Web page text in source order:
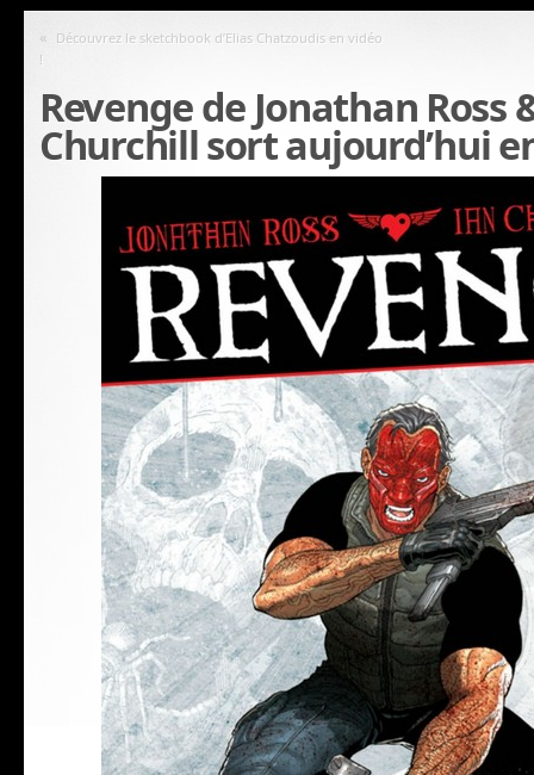
« Découvrez le sketchbook d’Elias Chatzoudis en vidéo
!
Revenge de Jonathan Ross
Churchill sort aujourd’hui